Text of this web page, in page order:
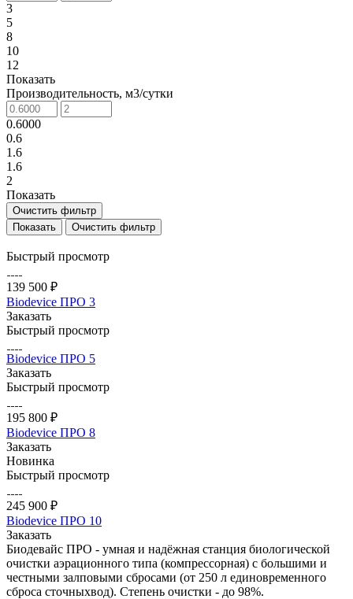
3
5
8
10
12
Показать
Производительность, м3/сутки
0.6000
0.6
1.6
1.6
2
Показать
Очистить фильтр
Очистить фильтр
Быстрый просмотр
139 500 ₽
Biodevice ПРО 3
Заказать
Быстрый просмотр
Biodevice ПРО 5
Заказать
Быстрый просмотр
195 800 ₽
Biodevice ПРО 8
Заказать
Новинка
Быстрый просмотр
245 900 ₽
Biodevice ПРО 10
Заказать
Биодевайс ПРО - умная и надёжная станция биологической
очистки аэрационного типа (компрессорная) с большими и
честными залповыми сбросами (от 250 л единовременного
сброса сточныхвод). Степень очистки - до 98%.